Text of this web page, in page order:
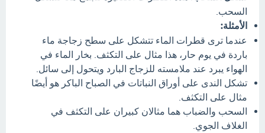
السحب.
الأمثلة:
عندما ترى قطرات الماء تتشكل على سطح زجاجة ماء
باردة في يوم حار، هذا مثال على التكثف. بخار الماء في
الهواء يبرد عند ملامسته للزجاج البارد ويتحول إلى سائل.
تشكل الندى على أوراق النباتات في الصباح الباكر هو أيضًا
مثال على التكثف.
السحب والضباب هما مثالان كبيران على التكثف في
الغلاف الجوي.